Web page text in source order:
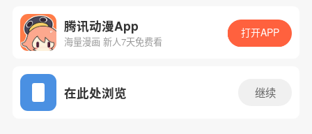
App免费看
腾讯动漫App
海量漫画 新人7天免费看
打开APP
在此处浏览 继续